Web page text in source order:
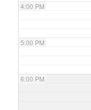
4:00 PM
5:00 PM
6:00 PM